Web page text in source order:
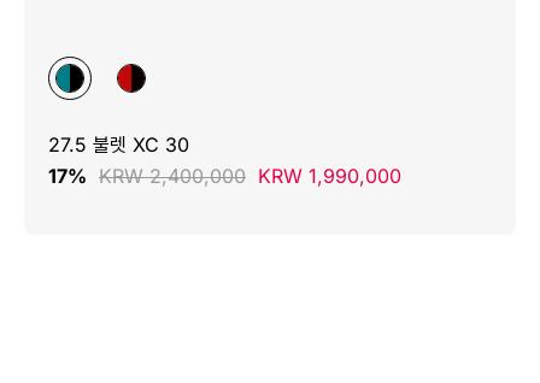
27.5 불렛 XC 30
17% KRW 2,400,000 KRW 1,990,000